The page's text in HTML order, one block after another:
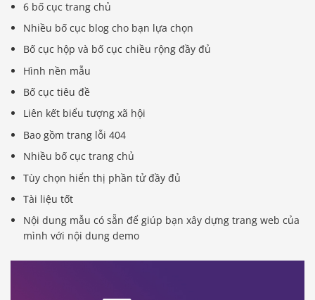
6 bố cục trang chủ
Nhiều bố cục blog cho bạn lựa chọn
Bố cục hộp và bố cục chiều rộng đầy đủ
Hình nền mẫu
Bố cục tiêu đề
Liên kết biểu tượng xã hội
Bao gồm trang lỗi 404
Nhiều bố cục trang chủ
Tùy chọn hiển thị phần tử đầy đủ
Tài liệu tốt
Nội dung mẫu có sẵn để giúp bạn xây dựng trang web của
mình với nội dung demo